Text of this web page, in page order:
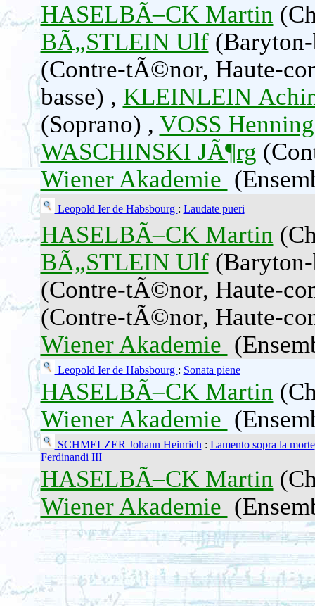
HASELBÃ–CK Martin
BÃ„STLEIN Ulf
(Contre-tÃ©nor, Haute-
basse) , KLEINLEIN
(Soprano) , VOSS Henning
WASCHINSKI JÃ¶rg
Wiener Akademie
Leopold Ier de Habsbourg : Laudate pueri
HASELBÃ–CK Martin
BÃ„STLEIN Ulf
(Contre-tÃ©nor, Haute-
(Contre-tÃ©nor, Haute-
Wiener Akademie
Leopold Ier de Habsbourg : Sonata piene
HASELBÃ–CK Martin
Wiener Akademie
SCHMELZER Johann Heinrich: Lamento sopra la morte
Ferdinandi III
HASELBÃ–CK Martin
Wiener Akademie